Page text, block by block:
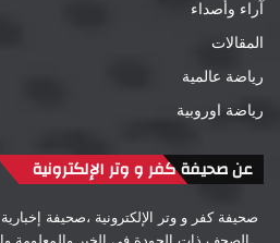
آراء وأصداء
المقالات
رياضة عالمية
رياضة اوروبية
عن صحيفة كفر و وتر الإلكترونية
صحيفة كفر و وتر الإلكترونية ،صحيفة
الصحف ذات الجودة في الخبر والمعلومة